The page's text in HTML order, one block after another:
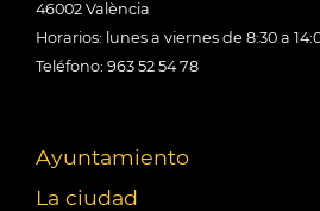
46002 València
Horarios: lunes a viernes de 8:30 a
Teléfono: 963 52 54 78
Ayuntamiento
La ciudad